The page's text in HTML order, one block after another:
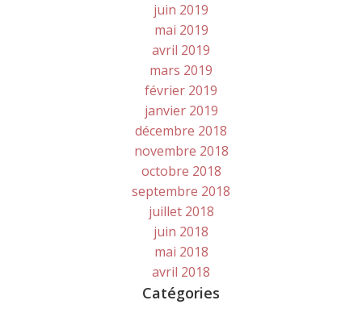
juin 2019
mai 2019
avril 2019
mars 2019
février 2019
janvier 2019
décembre 2018
novembre 2018
octobre 2018
septembre 2018
juillet 2018
juin 2018
mai 2018
avril 2018
Catégories